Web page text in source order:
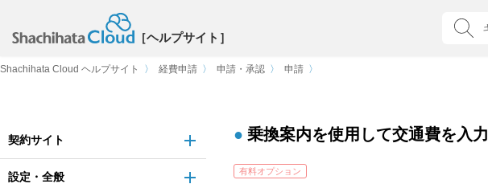
［ヘルプサイト］
Shachihata Cloud ヘルプサイト 〉 経費申請 〉 申請・承認 〉 申請 〉
契約サイト
設定・全般
乗換案内を使用して交通費を入力
有料オプション